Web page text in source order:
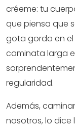
créeme: tu
que piensa que
gota gorda en el
caminata larga
regularidad.
Además,
nosotros, lo